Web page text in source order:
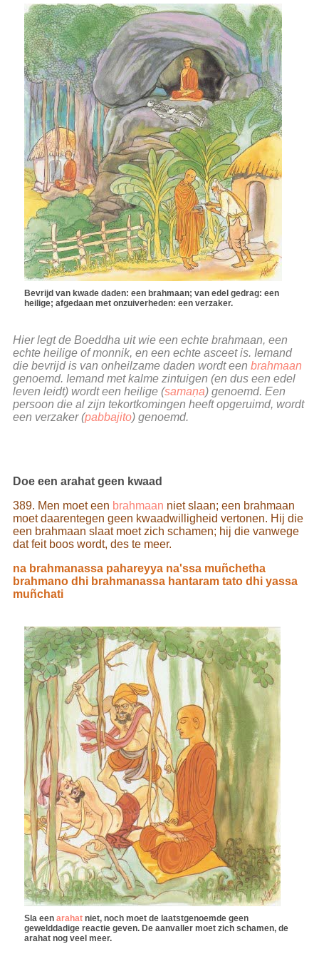
Bevrijd van kwade daden: een brahmaan; van edel gedrag: een
heilige; afgedaan met onzuiverheden: een verzaker.
Hier legt de Boeddha uit wie een echte brahmaan, een
echte heilige of monnik, en een echte asceet is. Iemand
die bevrijd is van onheilzame daden wordt een brahmaan
genoemd. Iemand met kalme zintuigen (en dus een edel
leven leidt) wordt een heilige (samaṇa) genoemd. Een
persoon die al zijn tekortkomingen heeft opgeruimd, wordt
een verzaker (pabbajito) genoemd.
Doe een arahat geen kwaad
389. Men moet een brahmaan niet slaan; een brahmaan
moet daarentegen geen kwaadwilligheid vertonen. Hij die
een brahmaan slaat moet zich schamen; hij die vanwege
dat feit boos wordt, des te meer.
na brahmanassa pahareyya na'ssa muñchetha
brahmano dhi brahmanassa hantaram tato dhi yassa
muñchati
Sla eenarahat niet, noch moet de laatstgenoemde geen
gewelddadige reactie geven. De aanvaller moet zich schamen, de
arahat nog veel meer.